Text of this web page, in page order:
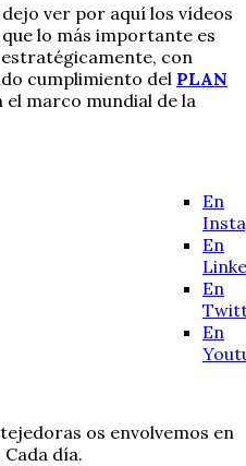
ver por aquí los vídeos
lo más importante es
con
cumplimiento del PLAN
el marco mundial de la
En
En
En
En
os envolvemos en
día.